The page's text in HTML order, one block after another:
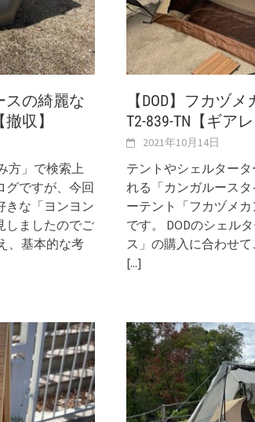
スの綺麗な
収】
方」で検索上
グですが、今回
きな「ヨンヨン
しましたのでご
、基本的な考
【DOD】フカヅ
T2-839-TN【ギア
2021年10月14日
テントやシェルター
れる「カンガルース
ーテント「フカヅメ
です。 DODのシェル
ス」の購入に合わせ
[...]